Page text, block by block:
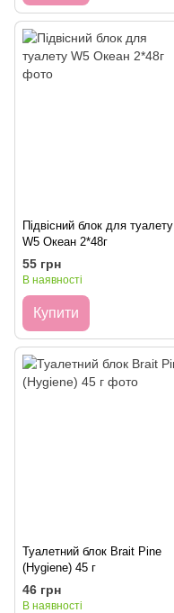
Підвісний блок для туалету
W5 Океан 2*48г
55 грн
В наявності
Купити
Туалетний блок Brait Pine
(Hygiene) 45 г
46 грн
В наявності